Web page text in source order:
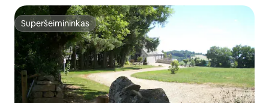
Superšeimininkas
Superšeimininkas